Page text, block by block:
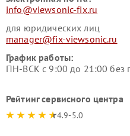
info@viewsonic-fix.ru
для юридических лиц
manager@fix-viewsonic.ru
График работы:
ПН-ВСК с 9:00 до 21:00 без
Рейтинг сервисного центра
4.9-5.0